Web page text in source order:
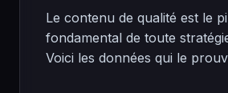
Le contenu de qualité est le
fondamental de toute
Voici les données qui le